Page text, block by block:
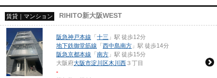
賃貸｜マンション RIHITO新大阪WEST
阪急神戸本線 「 十三 」駅 徒歩12分
地下鉄御堂筋線 「 西中島南方 」駅 徒歩14分
阪急京都本線 「 南方 」駅 徒歩15分
大阪府大阪市淀川区木川西 ３丁目
-